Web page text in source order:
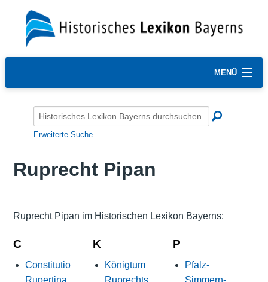
MENÜ
Erweiterte Suche
Ruprecht Pipan
Ruprecht Pipan im Historischen Lexikon Bayerns:
C
Constitutio
Rupertina,
K
Königtum
Ruprechts
P
Pfalz-
Simmern-